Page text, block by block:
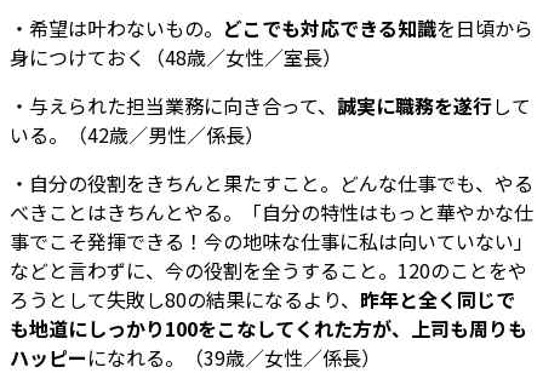
・希望は叶わないもの。 どこでも対応できる知識を日頃から
身につけておく（48歳／女性／室長）
・与えられた担当業務に向き合って、 誠実に職務を遂行して
いる。（42歳／男性／係長）
・自分の役割をきちんと果たすこと。どんな仕事でも、やる
べきことはきちんとやる。「自分の特性はもっと華やかな仕
事でこそ発揮できる！今の地味な仕事に私は向いていない」
などと言わずに、今の役割を全うすること。120のことをや
ろうとして失敗し80の結果になるより、 昨年と全く同じで
も地道にしっかり100をこなしてくれた方が、上司も周りも
ハッピーになれる。（39歳／女性／係長）